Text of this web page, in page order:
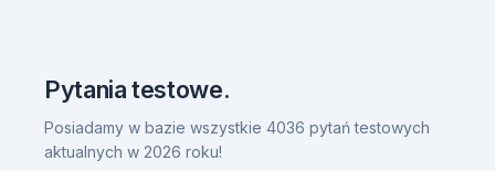
Pytania testowe.
Posiadamy w bazie wszystkie 4036 pytań testowych
aktualnych w 2026 roku!